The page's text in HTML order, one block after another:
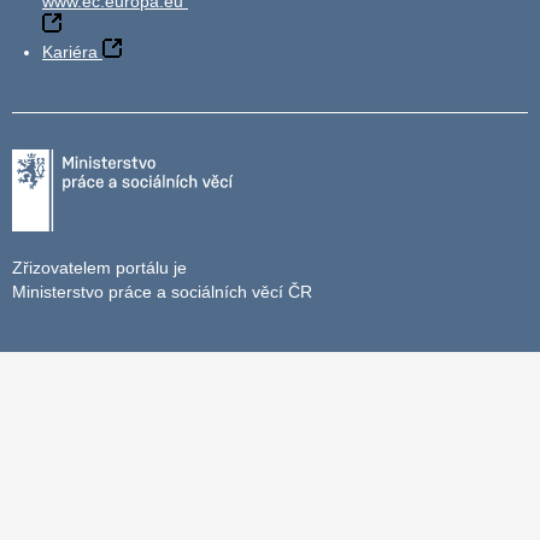
Kariéra
Zřizovatelem portálu je
Ministerstvo práce a sociálních věcí ČR